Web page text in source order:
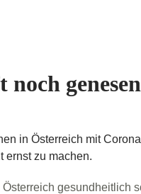
genesen
in Österreich mit
ernst zu machen.
gesundheitlich